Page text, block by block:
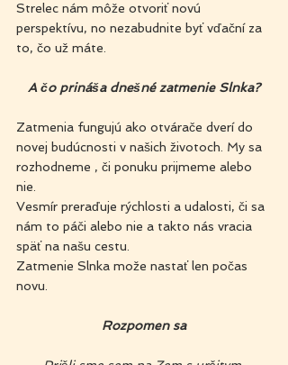
Strelec nám môže otvoriť novú
perspektívu, no nezabudnite byť vďační za
to, čo už máte.
A čo prináša dnešné zatmenie Slnka?
Zatmenia fungujú ako otvárače dverí do
novej budúcnosti v našich životoch. My sa
rozhodneme , či ponuku prijmeme alebo
nie.
Vesmír preraďuje rýchlosti a udalosti, či sa
nám to páči alebo nie a takto nás vracia
späť na našu cestu.
Zatmenie Slnka može nastať len počas
novu.
Rozpomen sa